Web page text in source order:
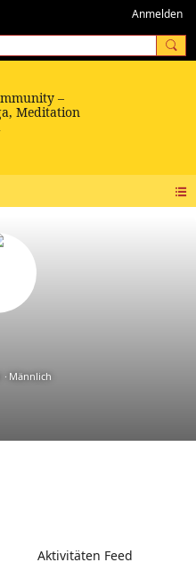
Anmelden
Männlich
Aktivitäten Feed